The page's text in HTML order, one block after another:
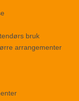
bruk
arrangementer